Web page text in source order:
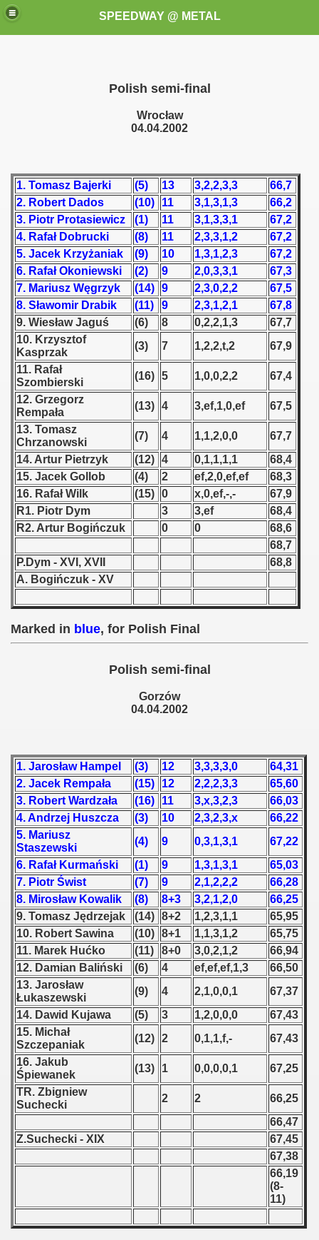
SPEEDWAY @ METAL
Polish semi-final
Wrocław
04.04.2002
1. Tomasz Bajerki (5) 13 3,2,2,3,3
66,7
2. Robert Dados
(10) 11 3,1,3,1,3
66,2
3. Piotr Protasiewicz
(1) 11 3,1,3,3,1
67,2
4. Rafał Dobrucki
(8) 11 2,3,3,1,2
67,2
5. Jacek Krzyżaniak
(9) 10 1,3,1,2,3
67,2
6. Rafał Okoniewski
(2) 9 2,0,3,3,1
67,3
7. Mariusz Węgrzyk
(14) 9 2,3,0,2,2
67,5
8. Sławomir Drabik
(11) 9 2,3,1,2,1
67,8
9. Wiesław Jaguś
(6) 8 0,2,2,1,3
67,7
10. Krzysztof
Kasprzak
(3) 7 1,2,2,t,2
67,9
11. Rafał
Szombierski
(16) 5 1,0,0,2,2
67,4
12. Grzegorz
Rempała
(13) 4 3,ef,1,0,ef
67,5
13. Tomasz
Chrzanowski
(7) 4 1,1,2,0,0
67,7
14. Artur Pietrzyk
(12) 4 0,1,1,1,1
68,4
15. Jacek Gollob
(4) 2 ef,2,0,ef,ef
68,3
16. Rafał Wilk
(15) 0 x,0,ef,-,-
67,9
R1. Piotr Dym
3 3,ef
68,4
R2. Artur Bogińczuk
0 0
68,6
68,7
P.Dym - XVI, XVII
68,8
A. Bogińczuk - XV
Marked in blue, for Polish Final
Polish semi-final
Gorzów
04.04.2002
1. Jarosław Hampel (3) 12 3,3,3,3,0
64,31
2. Jacek Rempała
(15) 12 2,2,2,3,3
65,60
3. Robert Wardzała
(16) 11 3,x,3,2,3
66,03
4. Andrzej Huszcza
(3) 10 2,3,2,3,x
66,22
5. Mariusz
Staszewski
(4) 9 0,3,1,3,1
67,22
6. Rafał Kurmański
(1) 9 1,3,1,3,1
65,03
7. Piotr Świst
(7) 9 2,1,2,2,2
66,28
8. Mirosław Kowalik
(8) 8+3 3,2,1,2,0
66,25
9. Tomasz Jędrzejak
(14) 8+2 1,2,3,1,1
65,95
10. Robert Sawina
(10) 8+1 1,1,3,1,2
65,75
11. Marek Hućko
(11) 8+0 3,0,2,1,2
66,94
12. Damian Baliński
(6) 4 ef,ef,ef,1,3
66,50
13. Jarosław
Łukaszewski
(9) 4 2,1,0,0,1
67,37
14. Dawid Kujawa
(5) 3 1,2,0,0,0
67,43
15. Michał
Szczepaniak
(12) 2 0,1,1,f,-
67,43
16. Jakub
Śpiewanek
(13) 1 0,0,0,0,1
67,25
TR. Zbigniew
Suchecki
2 2
66,25
66,47
Z.Suchecki - XIX
67,45
67,38
66,19
(8-
11)
(My speedway programmes to exchange or sale)
Świata (World Speedway Championship)
1946
- 1952
- 1953
- 1959
- 1960
- 1961
- 1962
- 1963
- 1964
- 1965
- 1966
- 1967
- 1968
- 1969
- 1970